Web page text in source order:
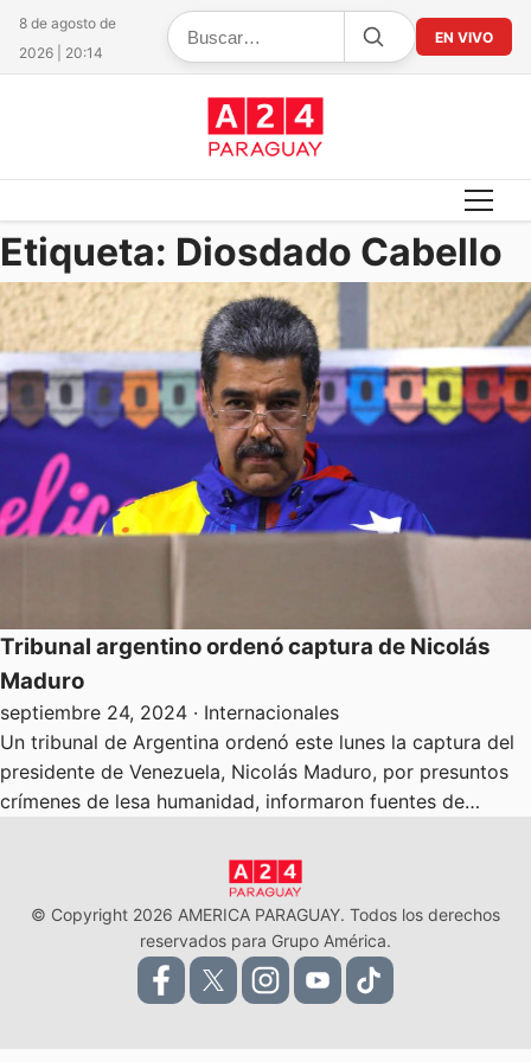
8 de agosto de
2026 | 20:14
EN VIVO
Etiqueta: Diosdado Cabello
Tribunal argentino ordenó captura de Nicolás
Maduro
septiembre 24, 2024 · Internacionales
Un tribunal de Argentina ordenó este lunes la captura del
presidente de Venezuela, Nicolás Maduro, por presuntos
crímenes de lesa humanidad, informaron fuentes de…
© Copyright 2026 AMERICA PARAGUAY. Todos los derechos
reservados para Grupo América.